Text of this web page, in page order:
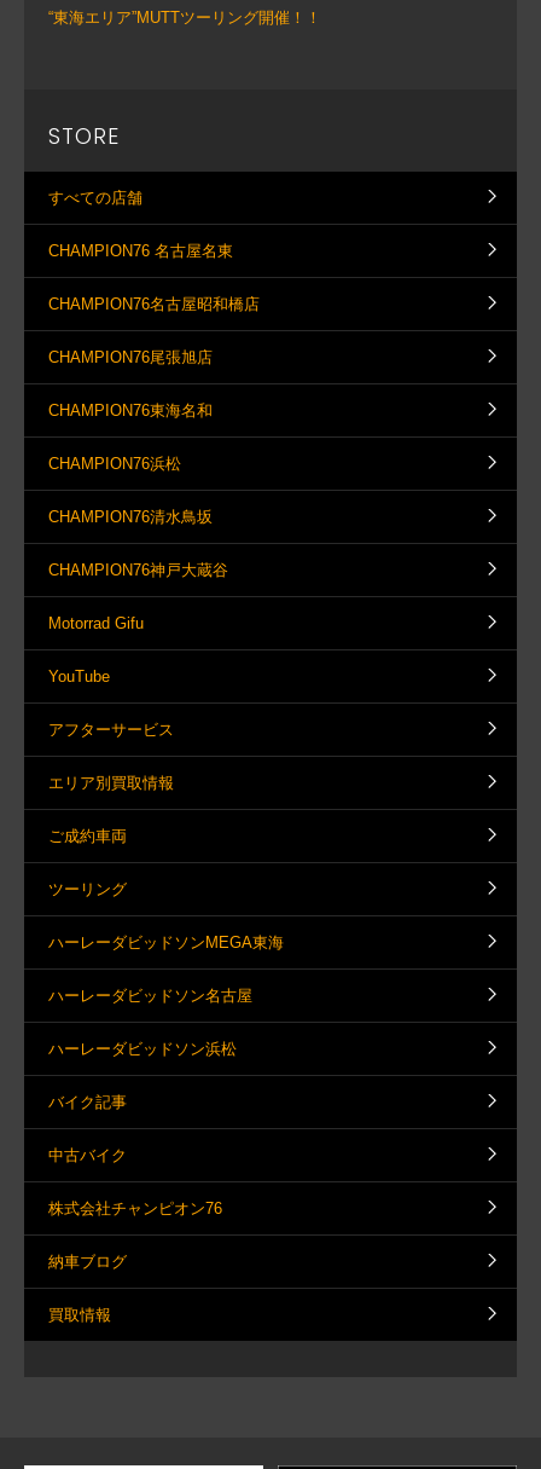
“東海エリア”MUTTツーリング開催！！
STORE
すべての店舗
CHAMPION76 名古屋名東
CHAMPION76名古屋昭和橋店
CHAMPION76尾張旭店
CHAMPION76東海名和
CHAMPION76浜松
CHAMPION76清水鳥坂
CHAMPION76神戸大蔵谷
Motorrad Gifu
YouTube
アフターサービス
エリア別買取情報
ご成約車両
ツーリング
ハーレーダビッドソンMEGA東海
ハーレーダビッドソン名古屋
ハーレーダビッドソン浜松
バイク記事
中古バイク
株式会社チャンピオン76
納車ブログ
買取情報